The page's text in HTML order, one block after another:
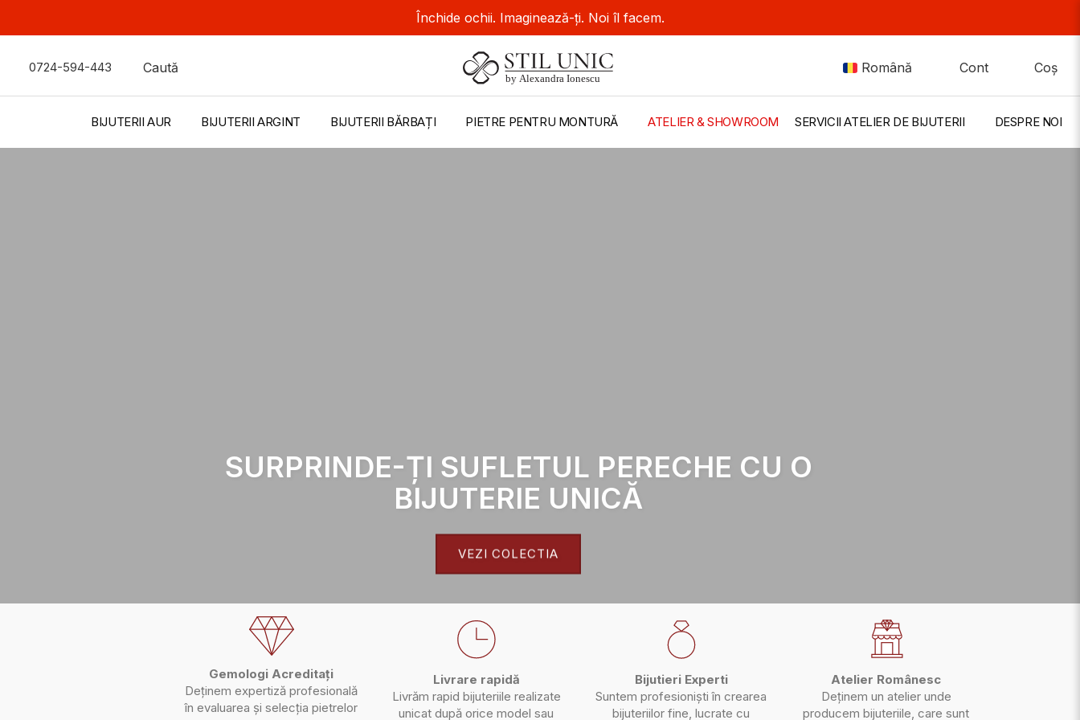
Închide ochii. Imaginează-ți. Noi îl facem.
0724-594-443 Caută Română Cont Coș
BIJUTERII AUR BIJUTERII ARGINT BIJUTERII BĂRBAȚI PIETRE PENTRU MONTURĂ ATELIER & SHOWROOM SERVICII ATELIER DE BIJUTERII DESPRE NOI
SURPRINDE-ȚI SUFLETUL PERECHE CU O
BIJUTERIE UNICĂ
VEZI COLECTIA
Gemologi Acreditați
Deținem expertiză profesională
în evaluarea și selecția pietrelor
Livrare rapidă
Livrăm rapid bijuteriile realizate
unicat după orice model sau
Bijutieri Experti
Suntem profesioniști în crearea
bijuteriilor fine, lucrate cu
Atelier Românesc
Deținem un atelier unde
producem bijuteriile, care sunt